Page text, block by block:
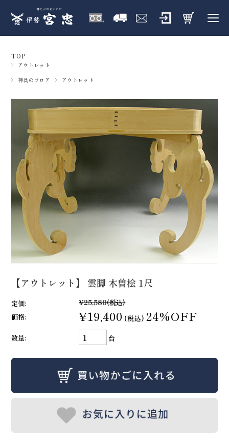
TOP
アウトレット
神具のフロア アウトレット
【アウトレット】 雲脚 木曽桧 1尺
定価: ¥25,580(税込)
価格:
¥19,400 (税込) 24%OFF
数量: 台